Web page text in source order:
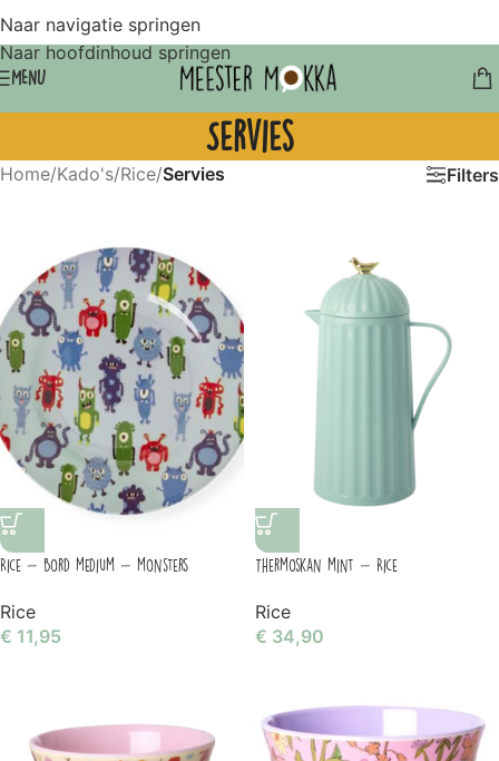
Naar navigatie springen
Naar hoofdinhoud springen
MENU
Servies
Home/Kado's/Rice/Servies Filters
Rice – bord medium – monsters
Rice
€ 11,95
Thermoskan mint – Rice
Rice
€ 34,90